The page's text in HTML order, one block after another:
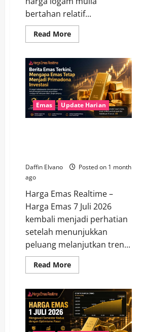
bertahan relatif...
Read MoreRead
more
11
Juli
2026
Menjadi
Sorotan
karena
Harga
Bertahan
Emas Update Harian
Daffin Elvano
Posted on 1 month
ago
Harga Emas Realtime –
Harga Emas 7 Juli 2026
kembali menjadi perhatian
setelah menunjukkan
peluang melanjutkan tren...
Read MoreRead
more
Emas
7
Juli
2026
Berpeluang
Melanjutkan